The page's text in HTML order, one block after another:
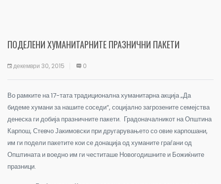
ПОДЕЛЕНИ ХУМАНИТАРНИТЕ ПРАЗНИЧНИ ПАКЕТИ
декември 30, 2015 0
Во рамките на 17-тата традиционална хуманитарна акција „Да
бидеме хумани за нашите соседи“, социјално загрозените семејства
денеска ги добија празничните пакети. Градоначалникот на Општина
Карпош, Стевчо Јакимовски при другарувањето со овие карпошани,
им ги подели пакетите кои се донација од хуманите граѓани од
Општината и воедно им ги честиташе Новогодишните и Божиќните
празници.